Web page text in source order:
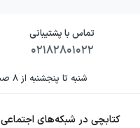
تماس با پشتیبانی
۰۲۱۸۲۸۰۱۰۲۲
شنبه تا پنجشنبه از ۸ صبح تا ۱۸ عصر بجز روزهای تعطیل
کتابچی در شبکه‌های اجتماعی